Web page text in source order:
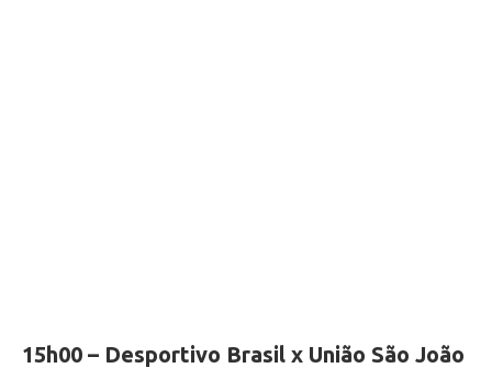
15h00 – Desportivo Brasil x União São João